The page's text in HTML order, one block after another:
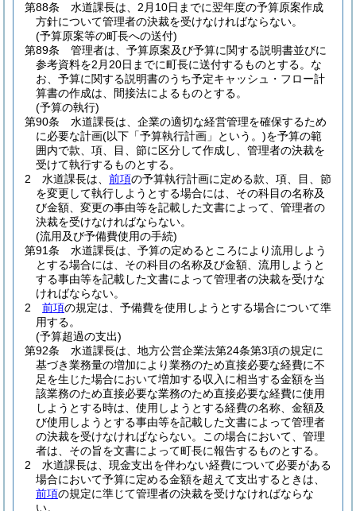
第88条
水道課長は、2月10日までに翌年度の予算原案作成
方針について管理者の決裁を受けなければならない。
(予算原案等の町長への送付)
第89条
管理者は、予算原案及び予算に関する説明書並びに
参考資料を2月20日までに町長に送付するものとする。 な
お、予算に関する説明書のうち予定キャッシュ・フロー計
算書の作成は、間接法によるものとする。
(予算の執行)
第90条
水道課長は、企業の適切な経営管理を確保するため
に必要な計画(以下「予算執行計画」という。)を予算の範
囲内で款、項、目、節に区分して作成し、管理者の決裁を
受けて執行するものとする。
2
水道課長は、 前項の予算執行計画に定める款、項、目、節
を変更して執行しようとする場合には、その科目の名称及
び金額、変更の事由等を記載した文書によって、管理者の
決裁を受けなければならない。
(流用及び予備費使用の手続)
第91条
水道課長は、予算の定めるところにより流用しよう
とする場合には、その科目の名称及び金額、流用しようと
する事由等を記載した文書によって管理者の決裁を受けな
ければならない。
2
前項の規定は、予備費を使用しようとする場合について準
用する。
(予算超過の支出)
第92条
水道課長は、地方公営企業法第24条第3項の規定に
基づき業務量の増加により業務のため直接必要な経費に不
足を生じた場合において増加する収入に相当する金額を当
該業務のため直接必要な業務のため直接必要な経費に使用
しようとする時は、使用しようとする経費の名称、金額及
び使用しようとする事由等を記載した文書によって管理者
の決裁を受けなければならない。
この場合において、管理
者は、その旨を文書によって町長に報告するものとする。
2
水道課長は、現金支出を伴わない経費について必要がある
場合において予算に定める金額を超えて支出するときは、
前項の規定に準じて管理者の決裁を受けなければならな
い。